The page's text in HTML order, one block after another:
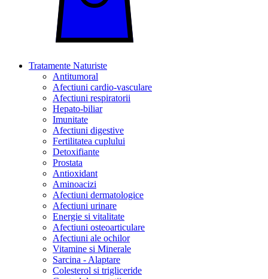
Tratamente Naturiste
Antitumoral
Afectiuni cardio-vasculare
Afectiuni respiratorii
Hepato-biliar
Imunitate
Afectiuni digestive
Fertilitatea cuplului
Detoxifiante
Prostata
Antioxidant
Aminoacizi
Afectiuni dermatologice
Afectiuni urinare
Energie si vitalitate
Afectiuni osteoarticulare
Afectiuni ale ochilor
Vitamine si Minerale
Sarcina - Alaptare
Colesterol si trigliceride